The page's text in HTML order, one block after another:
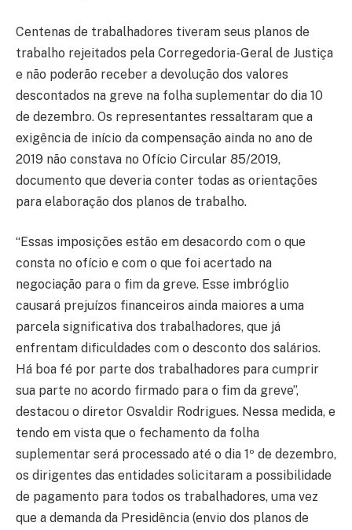
Centenas de trabalhadores tiveram seus planos de
trabalho rejeitados pela Corregedoria-Geral de Justiça
e não poderão receber a devolução dos valores
descontados na greve na folha suplementar do dia 10
de dezembro. Os representantes ressaltaram que a
exigência de início da compensação ainda no ano de
2019 não constava no Ofício Circular 85/2019,
documento que deveria conter todas as orientações
para elaboração dos planos de trabalho.
“Essas imposições estão em desacordo com o que
consta no ofício e com o que foi acertado na
negociação para o fim da greve. Esse imbróglio
causará prejuízos financeiros ainda maiores a uma
parcela significativa dos trabalhadores, que já
enfrentam dificuldades com o desconto dos salários.
Há boa fé por parte dos trabalhadores para cumprir
sua parte no acordo firmado para o fim da greve”,
destacou o diretor Osvaldir Rodrigues. Nessa medida, e
tendo em vista que o fechamento da folha
suplementar será processado até o dia 1º de dezembro,
os dirigentes das entidades solicitaram a possibilidade
de pagamento para todos os trabalhadores, uma vez
que a demanda da Presidência (envio dos planos de